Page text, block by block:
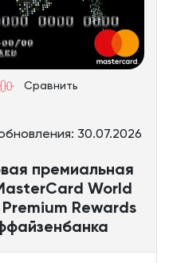
Сравнить
30.07.2026
премиальная
World
Rewards